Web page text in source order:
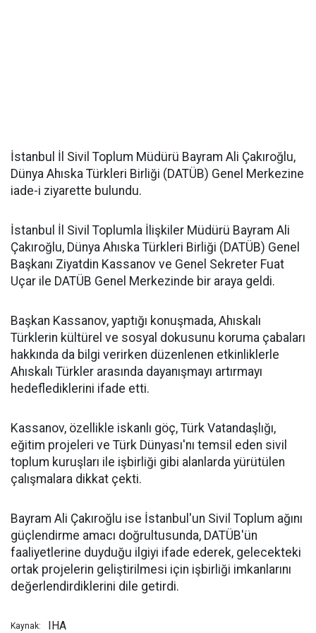
İstanbul İl Sivil Toplum Müdürü Bayram Ali Çakıroğlu,
Dünya Ahıska Türkleri Birliği (DATÜB) Genel Merkezine
iade-i ziyarette bulundu.
İstanbul İl Sivil Toplumla İlişkiler Müdürü Bayram Ali
Çakıroğlu, Dünya Ahıska Türkleri Birliği (DATÜB) Genel
Başkanı Ziyatdin Kassanov ve Genel Sekreter Fuat
Uçar ile DATÜB Genel Merkezinde bir araya geldi.
Başkan Kassanov, yaptığı konuşmada, Ahıskalı
Türklerin kültürel ve sosyal dokusunu koruma çabaları
hakkında da bilgi verirken düzenlenen etkinliklerle
Ahıskalı Türkler arasında dayanışmayı artırmayı
hedeflediklerini ifade etti.
Kassanov, özellikle iskanlı göç, Türk Vatandaşlığı,
eğitim projeleri ve Türk Dünyası'nı temsil eden sivil
toplum kuruşları ile işbirliği gibi alanlarda yürütülen
çalışmalara dikkat çekti.
Bayram Ali Çakıroğlu ise İstanbul'un Sivil Toplum ağını
güçlendirme amacı doğrultusunda, DATÜB'ün
faaliyetlerine duyduğu ilgiyi ifade ederek, gelecekteki
ortak projelerin geliştirilmesi için işbirliği imkanlarını
değerlendirdiklerini dile getirdi.
Kaynak: IHA